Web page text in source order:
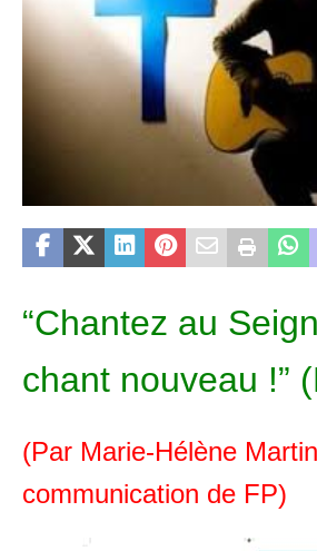
“Chantez au
chant nouveau !”
(Par Marie-Hélène
communication de FP)